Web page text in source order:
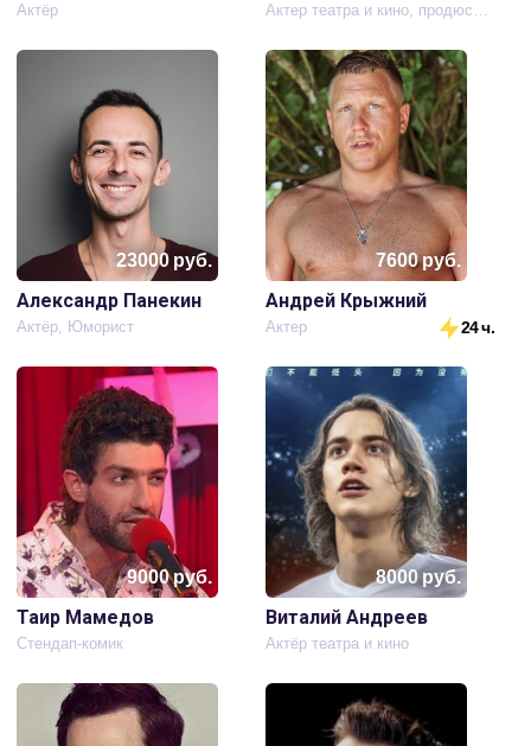
Актёр Актер театра и кино, продюсер, композитор, исполнитель
23000руб.
Александр Панекин
Актёр, Юморист
7600руб.
Андрей Крыжний
Актер 24 ч.
9000руб.
Таир Мамедов
Стендап-комик
8000руб.
Виталий Андреев
Актёр театра и кино